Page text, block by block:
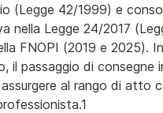
(Legge 42/1999) e
nella Legge 24/2017
FNOPI (2019 e 2025).
il passaggio di consegne
al rango di atto
1